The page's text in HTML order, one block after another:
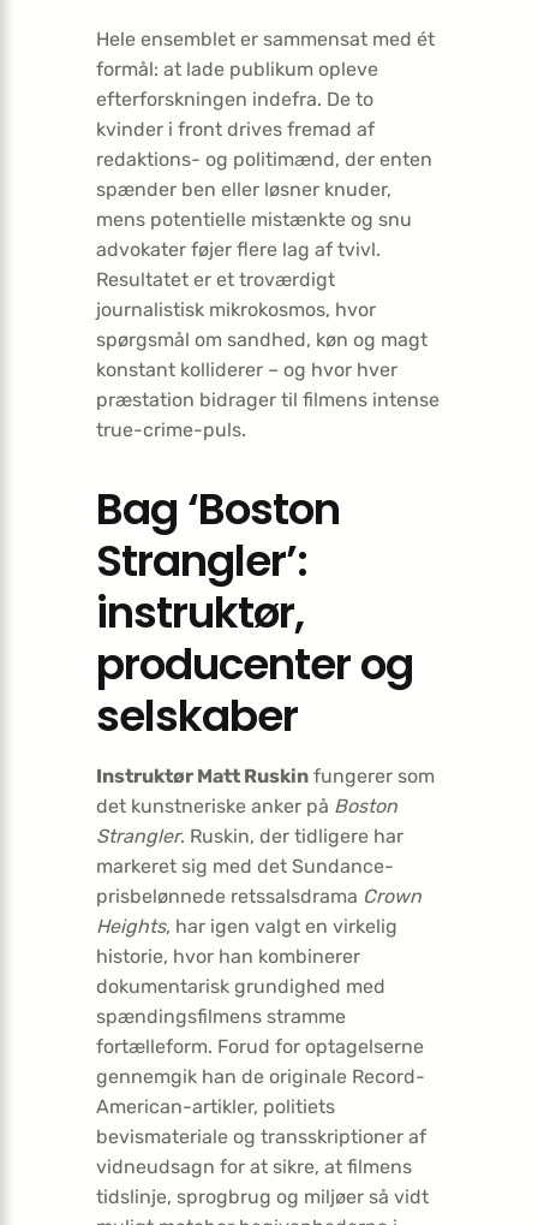
Hele ensemblet er sammensat med ét
formål: at lade publikum opleve
efterforskningen indefra. De to
kvinder i front drives fremad af
redaktions- og politimænd, der enten
spænder ben eller løsner knuder,
mens potentielle mistænkte og snu
advokater føjer flere lag af tvivl.
Resultatet er et troværdigt
journalistisk mikrokosmos, hvor
spørgsmål om sandhed, køn og magt
konstant kolliderer – og hvor hver
præstation bidrager til filmens intense
true-crime-puls.
Bag ‘Boston
Strangler’:
instruktør,
producenter og
selskaber
Instruktør Matt Ruskin fungerer som
det kunstneriske anker på Boston
Strangler. Ruskin, der tidligere har
markeret sig med det Sundance-
prisbelønnede retssalsdrama Crown
Heights, har igen valgt en virkelig
historie, hvor han kombinerer
dokumentarisk grundighed med
spændingsfilmens stramme
fortælleform. Forud for optagelserne
gennemgik han de originale Record-
American-artikler, politiets
bevismateriale og transskriptioner af
vidneudsagn for at sikre, at filmens
tidslinje, sprogbrug og miljøer så vidt